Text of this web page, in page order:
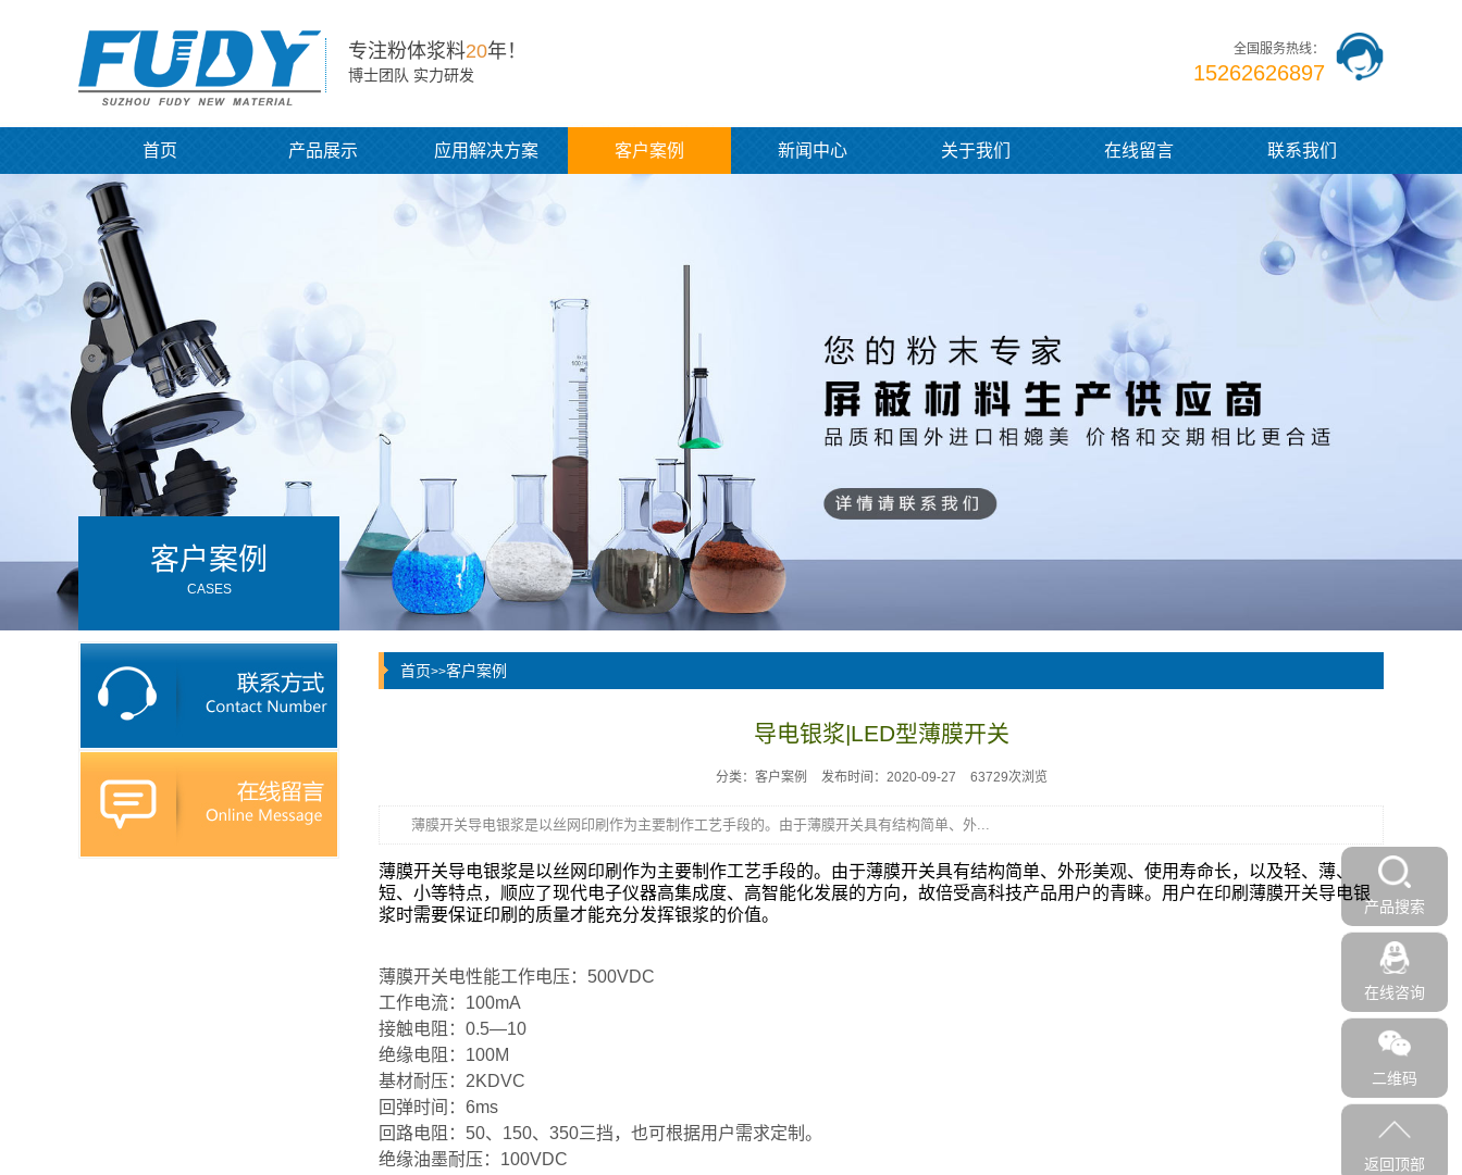
专注粉体浆料20年！
博士团队 实力研发
全国服务热线：
15262626897
首页 产品展示 应用解决方案 客户案例 新闻中心 关于我们 在线留言 联系我们
客户案例
CASES
首页>>客户案例
导电银浆|LED型薄膜开关
分类：客户案例 发布时间：2020-09-27 63729次浏览
薄膜开关导电银浆是以丝网印刷作为主要制作工艺手段的。由于薄膜开关具有结构简单、外...
薄膜开关导电银浆是以丝网印刷作为主要制作工艺手段的。由于薄膜开关具有结构简单、外形美观、使用寿命长，以及轻、薄、
短、小等特点，顺应了现代电子仪器高集成度、高智能化发展的方向，故倍受高科技产品用户的青睐。用户在印刷薄膜开关导电银
浆时需要保证印刷的质量才能充分发挥银浆的价值。
薄膜开关电性能工作电压：500VDC
工作电流：100mA
接触电阻：0.5—10
绝缘电阻：100M
基材耐压：2KDVC
回弹时间：6ms
回路电阻：50、150、350三挡，也可根据用户需求定制。
绝缘油墨耐压：100VDC
产品搜索
在线咨询
二维码
返回顶部